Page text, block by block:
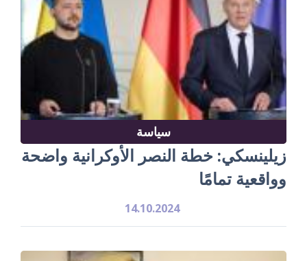
سياسة
زيلينسكي: خطة النصر الأوكرانية واضحة
وواقعية تمامًا
14.10.2024